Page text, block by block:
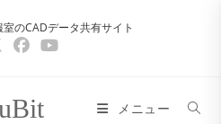
室のCADデータ共有サイト
メニュー